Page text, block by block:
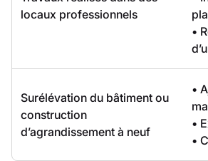
locaux professionnels
•
Surélévation du bâtiment ou
construction
d’agrandissement à neuf
•
•
•